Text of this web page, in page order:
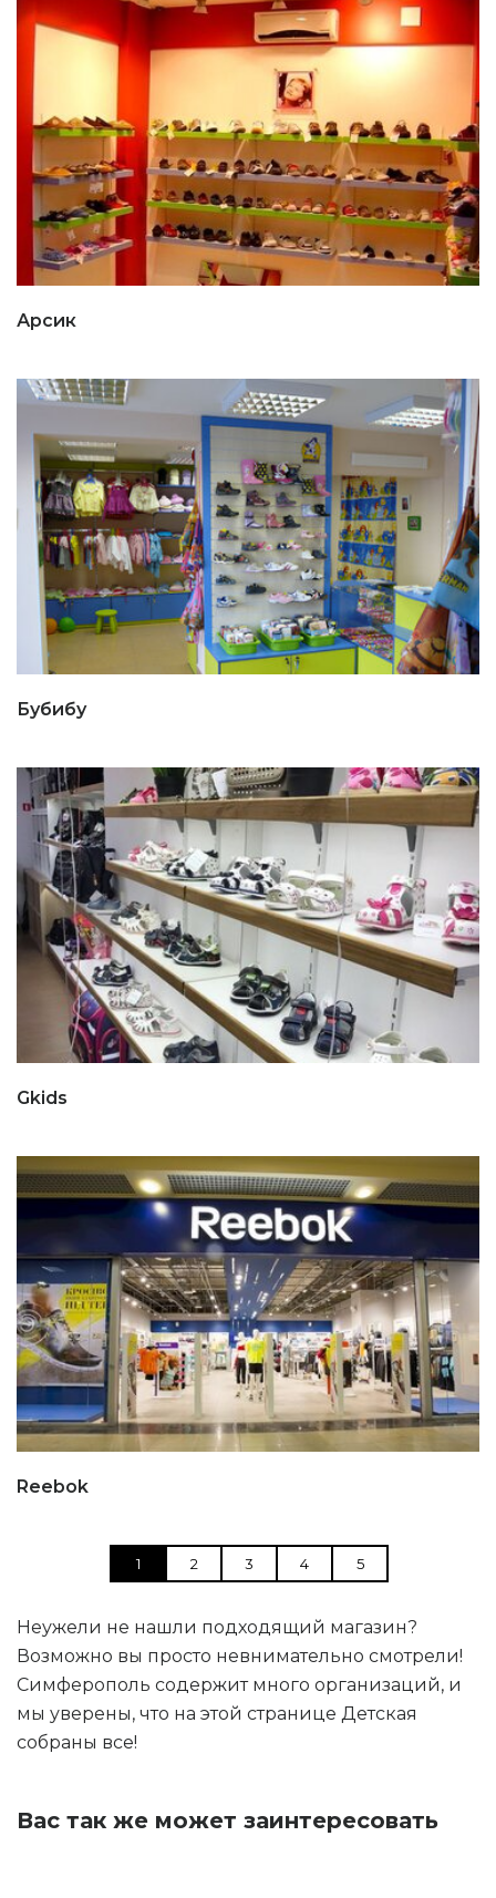
Арсик
Бубибу
Gkids
Reebok
1 2 3 4 5
Неужели не нашли подходящий магазин?
Возможно вы просто невнимательно смотрели!
Симферополь содержит много организаций, и
мы уверены, что на этой странице Детская
собраны все!
Вас так же может заинтересовать